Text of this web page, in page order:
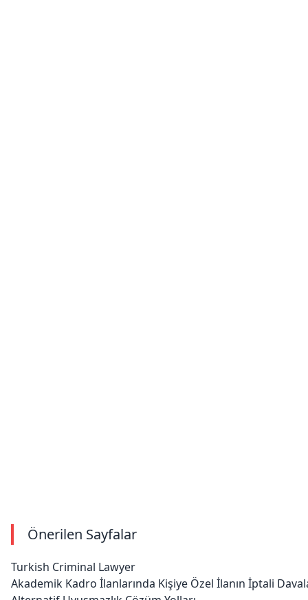
Önerilen Sayfalar
Turkish Criminal Lawyer
Akademik Kadro İlanlarında Kişiye Özel İlanın İptali